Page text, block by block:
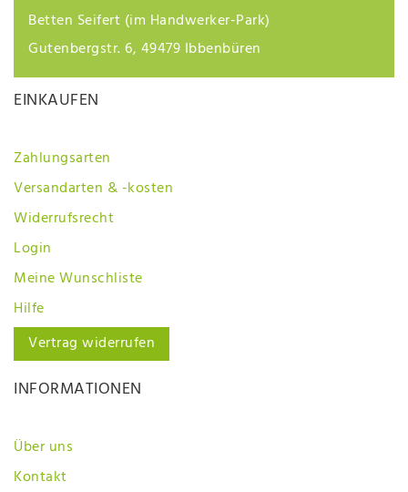
Betten Seifert (im Handwerker-Park)
Gutenbergstr. 6, 49479 Ibbenbüren
EINKAUFEN
Zahlungsarten
Versandarten & -kosten
Widerrufsrecht
Login
Meine Wunschliste
Hilfe
Vertrag widerrufen
INFORMATIONEN
Über uns
Kontakt